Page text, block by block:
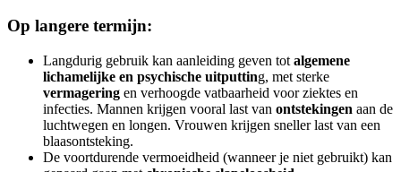
Op langere termijn:
Langdurig gebruik kan aanleiding geven tot algemene
lichamelijke en psychische uitputting, met sterke
vermagering en verhoogde vatbaarheid voor ziektes en
infecties. Mannen krijgen vooral last van ontstekingen aan de
luchtwegen en longen. Vrouwen krijgen sneller last van een
blaasontsteking.
De voortdurende vermoeidheid (wanneer je niet gebruikt) kan